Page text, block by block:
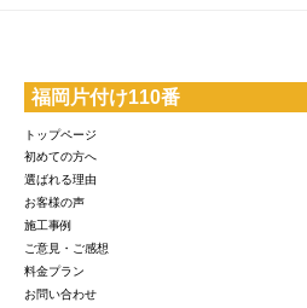
福岡片付け110番
トップページ
初めての方へ
選ばれる理由
お客様の声
施工事例
ご意見・ご感想
料金プラン
お問い合わせ